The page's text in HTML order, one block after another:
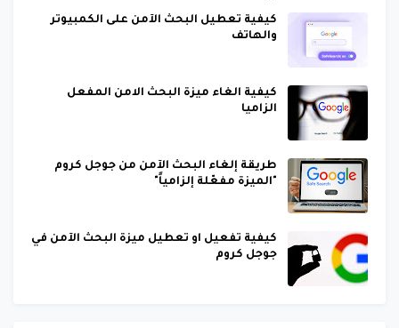
كيفية تعطيل البحث الآمن على الكمبيوتر
والهاتف
كيفية الغاء ميزة البحث الامن المفعل
الزاميا
طريقة إلغاء البحث الآمن من جوجل كروم
"الميزة مفعّلة إلزامياً"
كيفية تفعيل او تعطيل ميزة البحث الآمن في
جوجل كروم